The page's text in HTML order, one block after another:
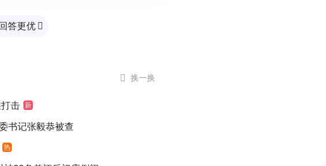
答更优 
 换一换
击 新
书记张毅恭被查
热